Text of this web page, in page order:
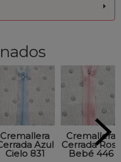
Cremallera
Azul
Cielo 831
Cremallera
Cerrada Rosa
Bebé 446